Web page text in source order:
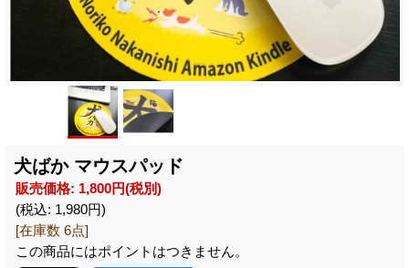
犬ばか マウスパッド
販売価格: 1,800円(税別)
(税込: 1,980円)
[在庫数 6点]
この商品にはポイントはつきません。